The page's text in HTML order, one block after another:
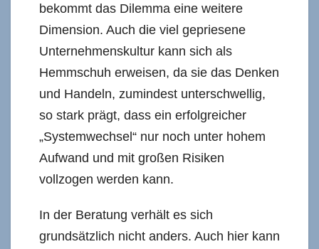
bekommt das Dilemma eine weitere
Dimension. Auch die viel gepriesene
Unternehmenskultur kann sich als
Hemmschuh erweisen, da sie das Denken
und Handeln, zumindest unterschwellig,
so stark prägt, dass ein erfolgreicher
„Systemwechsel“ nur noch unter hohem
Aufwand und mit großen Risiken
vollzogen werden kann.
In der Beratung verhält es sich
grundsätzlich nicht anders. Auch hier kann